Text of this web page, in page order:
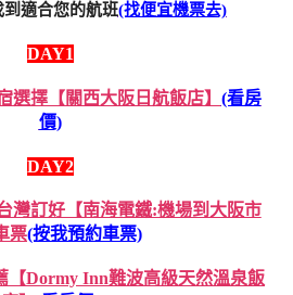
適合您的航班(找便宜機票去)
DAY1
選擇【關西大阪日航飯店】 (看房
價)
DAY2
灣訂好【南海電鐵:機場到大阪市
票(按我預約車票)
【Dormy Inn難波高級天然溫泉飯